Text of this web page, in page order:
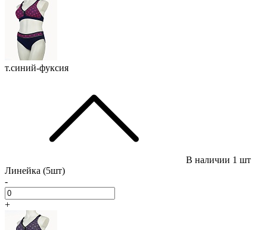
т.синий-фуксия
В наличии 1 шт
Линейка (5шт)
-
+